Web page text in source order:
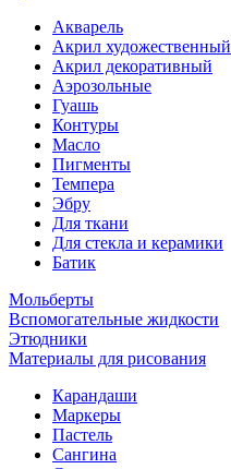
Акварель
Акрил художественный
Акрил декоративный
Аэрозольные
Гуашь
Контуры
Масло
Пигменты
Темпера
Эбру
Для ткани
Для стекла и керамики
Батик
Мольберты
Вспомогательные жидкости
Этюдники
Материалы для рисования
Карандаши
Маркеры
Пастель
Сангина